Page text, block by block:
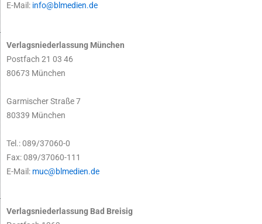
E-Mail: info@blmedien.de
Verlagsniederlassung München
Postfach 21 03 46
80673 München
Garmischer Straße 7
80339 München
Tel.: 089/37060-0
Fax: 089/37060-111
E-Mail: muc@blmedien.de
Verlagsniederlassung Bad Breisig